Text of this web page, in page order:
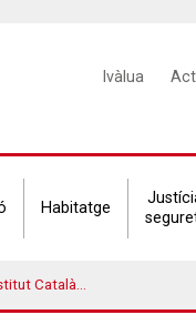
Main
Ivàlua
Habitatge
De La Renda Garantida De Ciutadania